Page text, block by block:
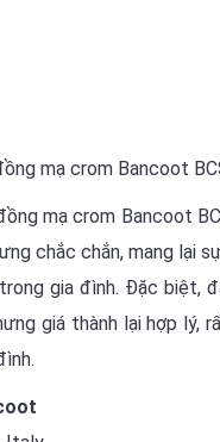
mạ crom Bancoot
mạ crom Bancoot
chắc chắn, mang lại
gia đình. Đặc biệt,
giá thành lại hợp lý,